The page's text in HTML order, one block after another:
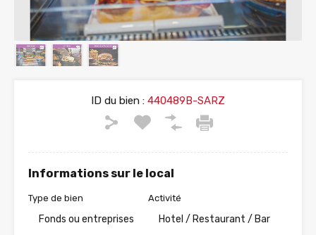
ID du bien : 440489B-SARZ
Informations sur le local
Type de bien
Fonds ou entreprises
Activité
Hotel / Restaurant / Bar